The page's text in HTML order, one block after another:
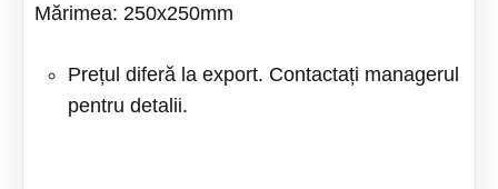
Mărimea: 250x250mm
Prețul diferă la export. Contactați managerul
pentru detalii.